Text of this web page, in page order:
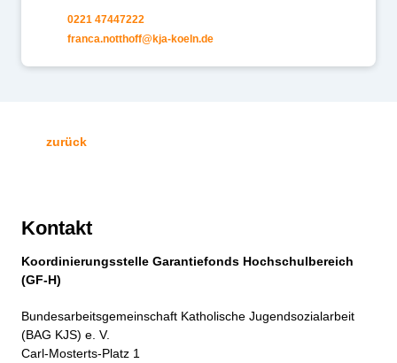
0221 47447222
fr nc n tth ff kj -k ln d
zurück
Kontakt
Koordinierungsstelle Garantiefonds Hochschulbereich
(GF-H)
Bundesarbeitsgemeinschaft Katholische Jugendsozialarbeit
(BAG KJS) e. V.
Carl-Mosterts-Platz 1